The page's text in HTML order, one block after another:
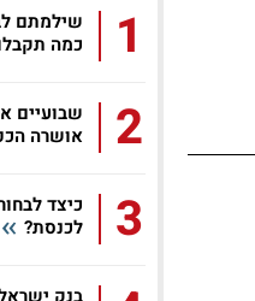
1
כמה
2
אושרה
3
כיצד
לכנסת?